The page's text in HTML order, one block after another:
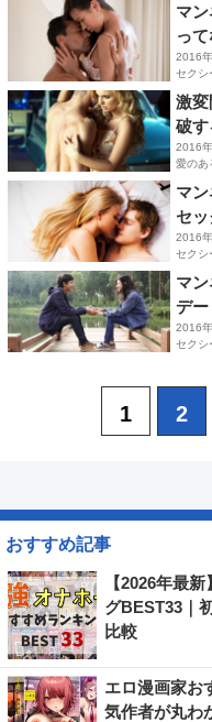
マ
っ
2016
セクシ
激
破す
2016
愛のあ
マ
セ
2016
セクシ
マ
デー
2016
セクシ
1 2
おすすめ記事
【2026年最
グBEST33｜
比較
エロ漫画家お
気作者が丸わ